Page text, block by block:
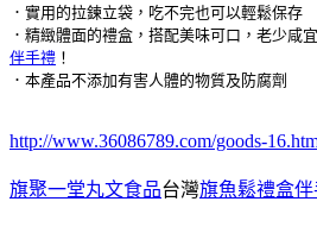
．實用的拉鍊立袋，吃不完也可以輕鬆保存
．精緻體面的禮盒，搭配美味可口，老少咸
伴手禮 ！
．本產品不添加有害人體的物質及防腐劑
http://www.36086789.com/goods-
旗聚一堂丸文食品台灣旗魚鬆禮盒